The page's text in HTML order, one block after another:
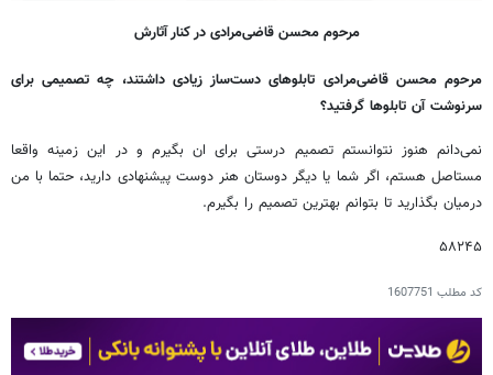
مرحوم محسن قاضی‌مرادی در کنار آثارش
مرحوم محسن قاضی‌مرادی تابلوهای دست‌ساز زیادی داشتند، چه تصمیمی برای
سرنوشت آن تابلوها گرفتید؟
نمی‌دانم هنوز نتوانستم تصمیم درستی برای ان بگیرم و در این زمینه واقعا
مستاصل هستم، اگر شما یا دیگر دوستان هنر دوست پیشنهادی دارید، حتما با من
درمیان بگذارید تا بتوانم بهترین تصمیم را بگیرم.
۵۸۲۴۵
کد مطلب 1607751